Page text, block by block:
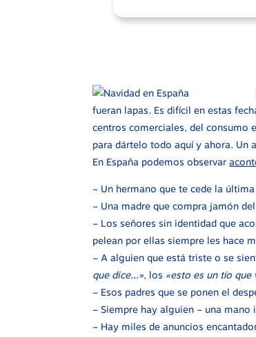
fueran lapas. Es difícil en estas
centros comerciales, del consumo
para dártelo todo aquí y ahora. Un
En España podemos observar
– Un hermano que te cede la
– Una madre que compra jamón
– Los señores sin identidad que
pelean por ellas siempre les hace
– A alguien que está triste o se
que dice…», los «esto es un tío que
– Esos padres que se ponen el
– Siempre hay alguien – una
– Hay miles de anuncios